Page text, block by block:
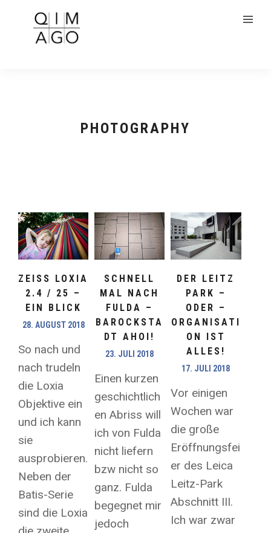
PHOTOGRAPHY
ZEISS LOXIA
2.4 / 25 –
EIN BLICK
28. AUGUST 2018
So nach und
nach trudeln
die Loxia
Objektive ein
und ich kann
sie
ausprobieren.
Neben der
Batis-Serie
sind die Loxia
SCHNELL
MAL NACH
FULDA –
BAROCKSTA
DT AHOI!
23. JULI 2018
Einen kurzen
geschichtlich
en Abriss will
ich von Fulda
nicht liefern
bzw nicht so
ganz. Fulda
begegnet mir
jedoch
DER LEITZ
PARK –
ODER –
ORGANISATI
ON IST
ALLES!
17. JULI 2018
Vor einigen
Wochen war
die große
Eröffnungsfei
er des Leica
Leitz-Park
Abschnitt III.
Ich war zwar